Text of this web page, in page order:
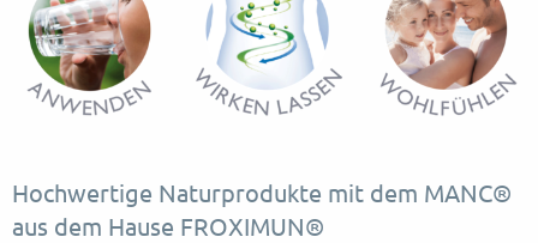
Hochwertige Naturprodukte mit dem MANC®
aus dem Hause FROXIMUN®